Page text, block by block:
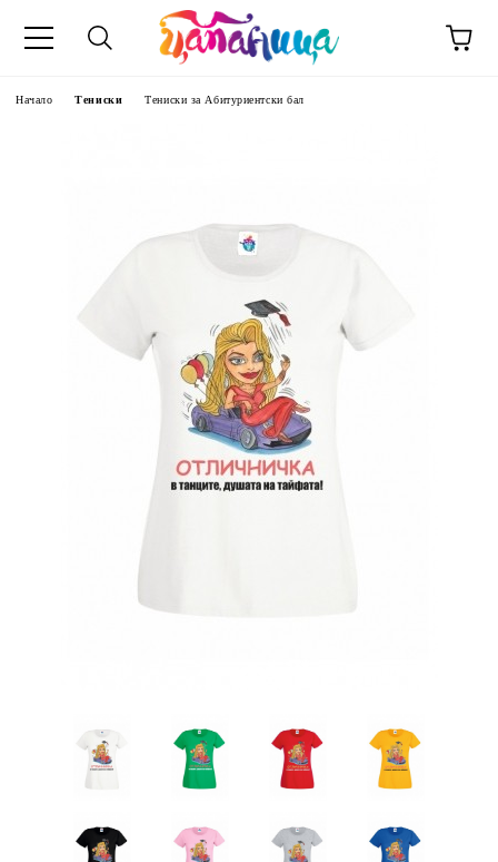
Начало Тениски Тениски за Aбитуриентски бал